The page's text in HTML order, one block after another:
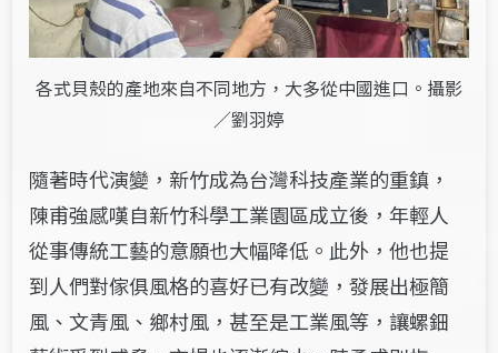
各式貝殼的產地來自不同地方，大多從中國進口。攝影
／劉羽婷
隨著時代演變，新竹成為台灣科技產業的重鎮，
陳甫強感嘆自新竹科學工業園區成立後，年輕人
從事傳統工藝的意願也大幅降低。此外，他也提
到人們對傢俱風格的喜好已有改變，發展出極簡
風、文青風、鄉村風，甚至是工業風等，讓螺鈿